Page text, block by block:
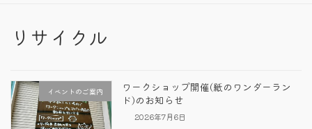
リサイクル
イベントのご案内
ワークショップ開催(紙のワンダーラン
ド)のお知らせ
2026年7月6日